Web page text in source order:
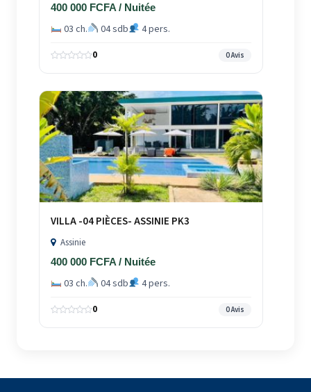
400 000 FCFA / Nuitée
03 ch. 04 sdb 4 pers.
0 0 Avis
VILLA -04 PIÈCES- ASSINIE PK3
Assinie
400 000 FCFA / Nuitée
03 ch. 04 sdb 4 pers.
0 0 Avis